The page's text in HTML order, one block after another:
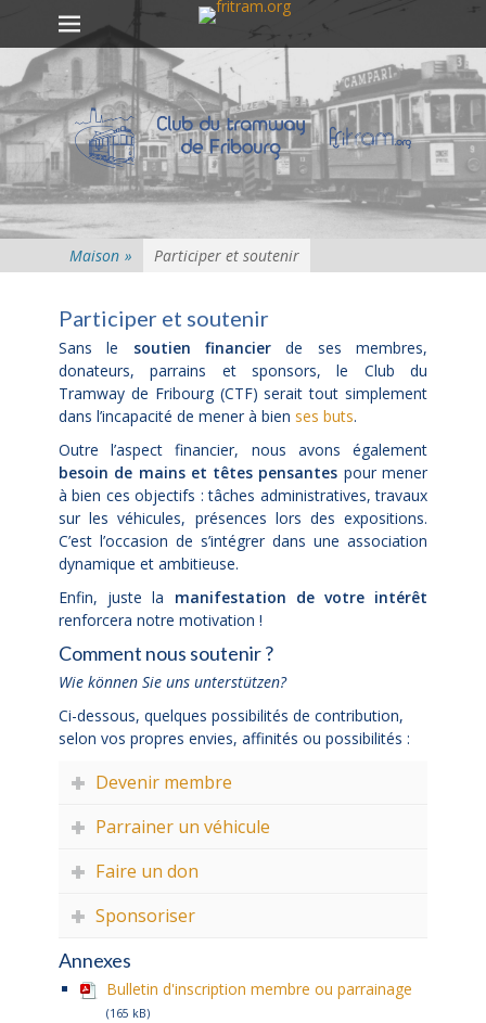
Passer
contenu
Premier menu
Maison » Participer et soutenir
Participer et soutenir
Sans le soutien financier de ses membres,
donateurs, parrains et sponsors, le Club du
Tramway de Fribourg (CTF) serait tout simplement
dans l’incapacité de mener à bien ses buts.
Outre l’aspect financier, nous avons également
besoin de mains et têtes pensantes pour mener
à bien ces objectifs : tâches administratives, travaux
sur les véhicules, présences lors des expositions.
C’est l’occasion de s’intégrer dans une association
dynamique et ambitieuse.
Enfin, juste la manifestation de votre intérêt
renforcera notre motivation !
Comment nous soutenir ?
Wie können Sie uns unterstützen?
Ci-dessous, quelques possibilités de contribution,
selon vos propres envies, affinités ou possibilités :
Devenir membre
Parrainer un véhicule
Faire un don
Sponsoriser
Annexes
Bulletin d'inscription membre ou parrainage
(165 kB)